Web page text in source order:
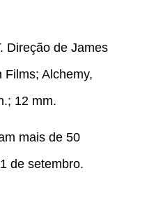
Direção de James
Films; Alchemy,
12 mm.
mais de 50
de setembro.